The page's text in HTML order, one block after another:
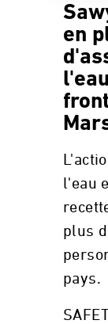
en
l'eau
plus
pays.